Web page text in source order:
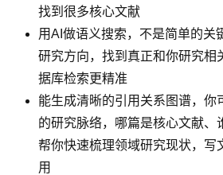
找到很多核心文献
用AI做语义搜索，不是简单的关
研究方向，找到真正和你研究相
据库检索更精准
能生成清晰的引用关系图谱，你
的研究脉络，哪篇是核心文献、
帮你快速梳理领域研究现状，写
用